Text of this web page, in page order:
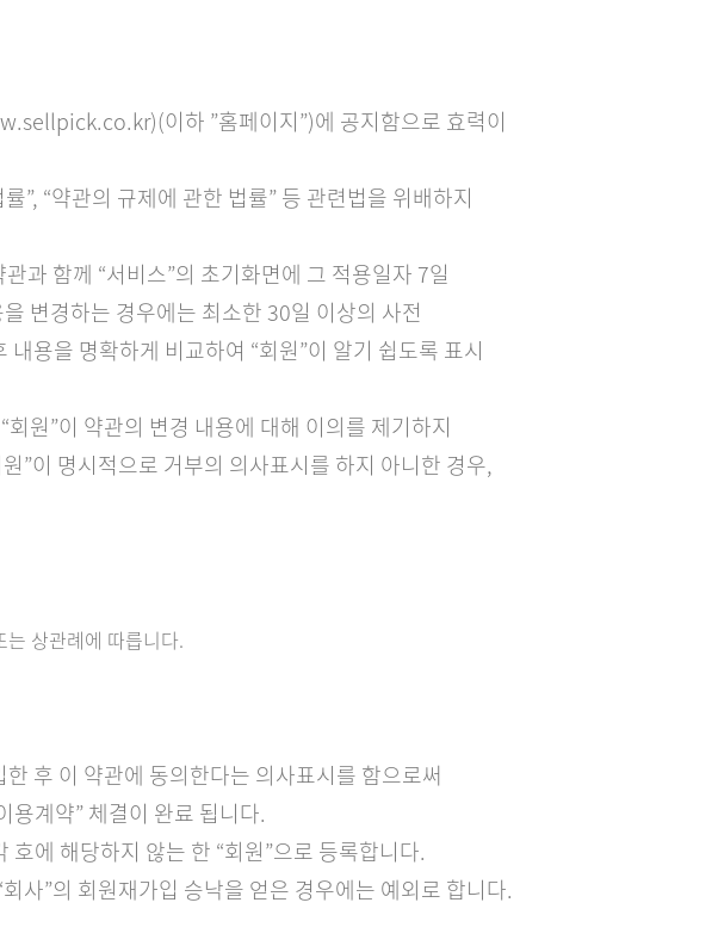
이하 ”홈페이지”)에 공지함으로 효력이
”, “약관의 규제에 관한 법률” 등 관련법을 위배하지
과 함께 “서비스”의 초기화면에 그 적용일자 7일
변경하는 경우에는 최소한 30일 이상의 사전
용을 명확하게 비교하여 “회원”이 알기 쉽도록 표시
원”이 약관의 변경 내용에 대해 이의를 제기하지
”이 명시적으로 거부의 의사표시를 하지 아니한 경우,
상관례에 따릅니다.
후 이 약관에 동의한다는 의사표시를 함으로써
용계약” 체결이 완료 됩니다.
에 해당하지 않는 한 “회원”으로 등록합니다.
사”의 회원재가입 승낙을 얻은 경우에는 예외로 합니다.